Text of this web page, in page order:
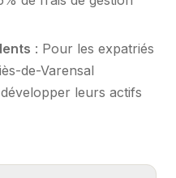
: Pour les expatriés
de-Varensal
leurs actifs